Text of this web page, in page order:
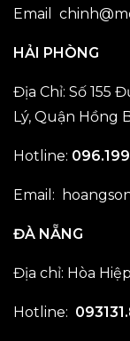
Email
HẢI PHÒNG
Địa Chỉ: Số 155
Lý, Quận Hồng
Hotline:
Email:
ĐÀ NẴNG
Địa chỉ: Hòa
Hotline: